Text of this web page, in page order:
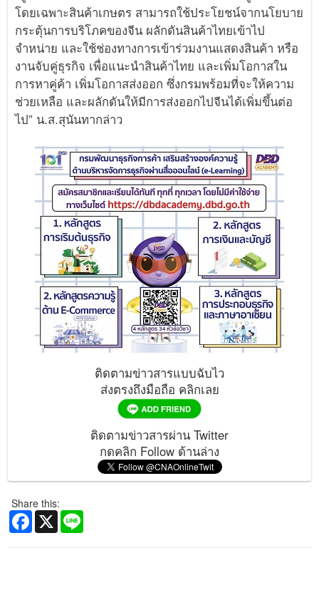
โดยเฉพาะสินค้าเกษตร สามารถใช้ประโยชน์จากนโยบาย
กระตุ้นการบริโภคของจีน ผลักดันสินค้าไทยเข้าไป
จำหน่าย และใช้ช่องทางการเข้าร่วมงานแสดงสินค้า หรือ
งานจับคู่ธุรกิจ เพื่อแนะนำสินค้าไทย และเพิ่มโอกาสใน
การหาคู่ค้า เพิ่มโอกาสส่งออก ซึ่งกรมพร้อมที่จะให้ความ
ช่วยเหลือ และผลักดันให้มีการส่งออกไปจีนได้เพิ่มขึ้นต่อ
ไป” น.ส.สุนันทากล่าว
ติดตามข่าวสารแบบฉับไว
ส่งตรงถึงมือถือ คลิกเลย
ติดตามข่าวสารผ่าน Twitter
กดคลิก Follow ด้านล่าง
Share this:
Facebook
X